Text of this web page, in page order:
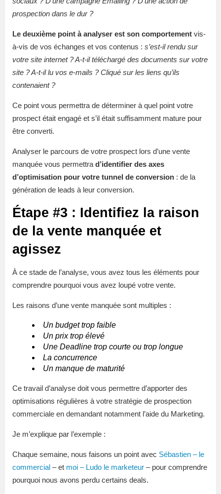
prospection dans le dur ?
Le deuxième point à analyser est son comportement vis-
à-vis de vos échanges et vos contenus : s’est-il rendu sur
votre site internet ? A-t-il téléchargé des documents sur votre
site ? A-t-il lu vos e-mails ? Cliqué sur les liens qu’ils
contenaient ?
Ce point vous permettra de déterminer à quel point votre
prospect était engagé et s’il était suffisamment mature pour
être converti.
Analyser le parcours de votre prospect lors d’une vente
manquée vous permettra d’identifier des axes
d’optimisation pour votre tunnel de conversion : de la
génération de leads à leur conversion.
Étape #3 : Identifiez la raison
de la vente manquée et
agissez
À ce stade de l’analyse, vous avez tous les éléments pour
comprendre pourquoi vous avez loupé votre vente.
Les raisons d’une vente manquée sont multiples :
Un budget trop faible
Un prix trop élevé
Une Deadline trop courte ou trop longue
La concurrence
Un manque de maturité
Ce travail d’analyse doit vous permettre d’apporter des
optimisations régulières à votre stratégie de prospection
commerciale en demandant notamment l’aide du Marketing.
Je m’explique par l’exemple :
Chaque semaine, nous faisons un point avec Sébastien – le
commercial – et moi – Ludo le marketeur – pour comprendre
pourquoi nous avons perdu certains deals.